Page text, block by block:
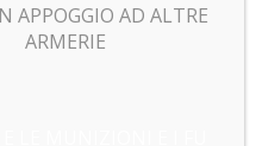
VENETO (TV) - Piazza
(TV)
APPOGGIO AD ALTRE
ARMERIE